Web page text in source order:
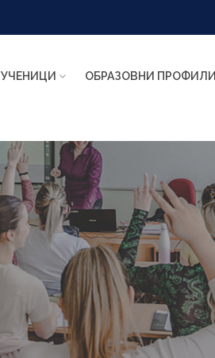
УЧЕНИЦИ ОБРАЗОВНИ ПРОФИЛИ